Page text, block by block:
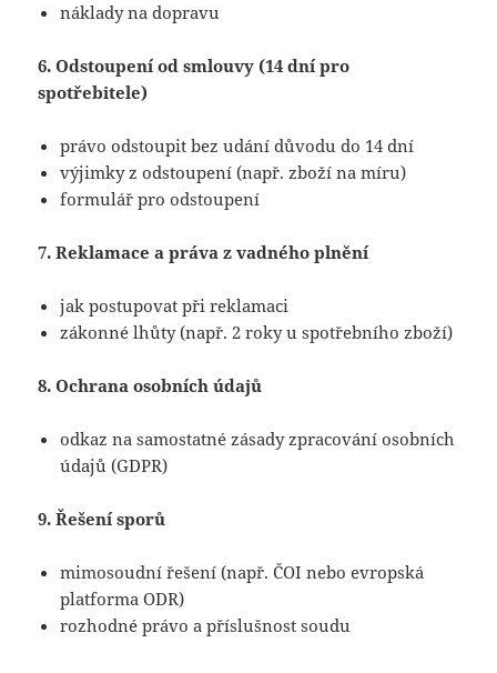
náklady na dopravu
6. Odstoupení od smlouvy (14 dní pro
spotřebitele)
právo odstoupit bez udání důvodu do 14 dní
výjimky z odstoupení (např. zboží na míru)
formulář pro odstoupení
7. Reklamace a práva z vadného plnění
jak postupovat při reklamaci
zákonné lhůty (např. 2 roky u spotřebního zboží)
8. Ochrana osobních údajů
odkaz na samostatné zásady zpracování osobních
údajů (GDPR)
9. Řešení sporů
mimosoudní řešení (např. ČOI nebo evropská
platforma ODR)
rozhodné právo a příslušnost soudu